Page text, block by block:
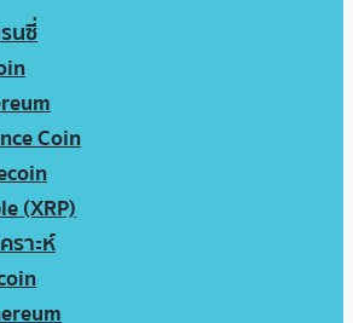
นซี่
Coin
(XRP)
ราะห์